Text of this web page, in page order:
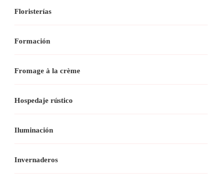
Floristerías
Formación
Fromage à la crème
Hospedaje rústico
Iluminación
Invernaderos